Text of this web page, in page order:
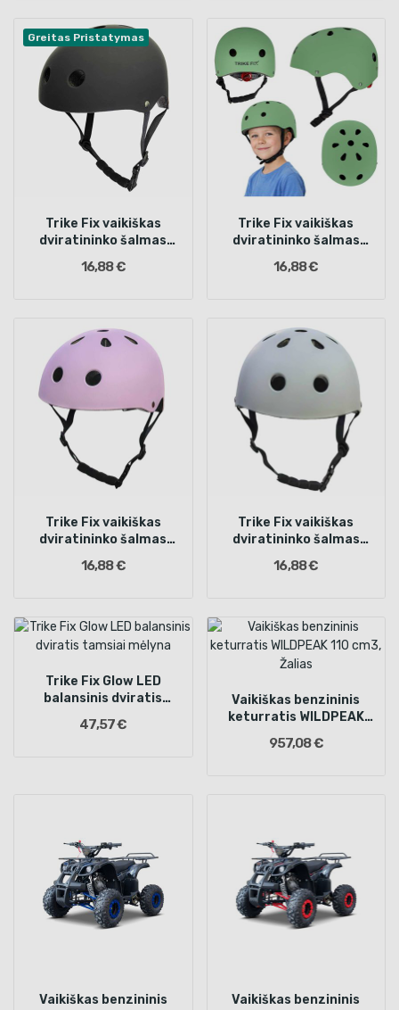
Greitas Pristatymas
Trike Fix vaikiškas
dviratininko šalmas
58cm juodas
16,88 €
Trike Fix vaikiškas
dviratininko šalmas
58cm tamsiai žalias
16,88 €
Trike Fix vaikiškas
dviratininko šalmas
58cm violetinės spalvos
16,88 €
Trike Fix vaikiškas
dviratininko šalmas
58cm pilkas
16,88 €
Trike Fix Glow LED
balansinis dviratis
47,57 €
Vaikiškas benzininis
keturratis WILDPEAK
957,08 €
Vaikiškas benzininis
Vaikiškas benzininis